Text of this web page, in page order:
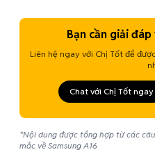
Bạn cần giải đáp
Liên hệ ngay với Chị Tốt để
Chat với Chị Tốt ngay
*Nội dung được tổng hợp từ các
mắc về Samsung A16